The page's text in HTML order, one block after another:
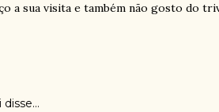
a sua visita e também não gosto do
disse…